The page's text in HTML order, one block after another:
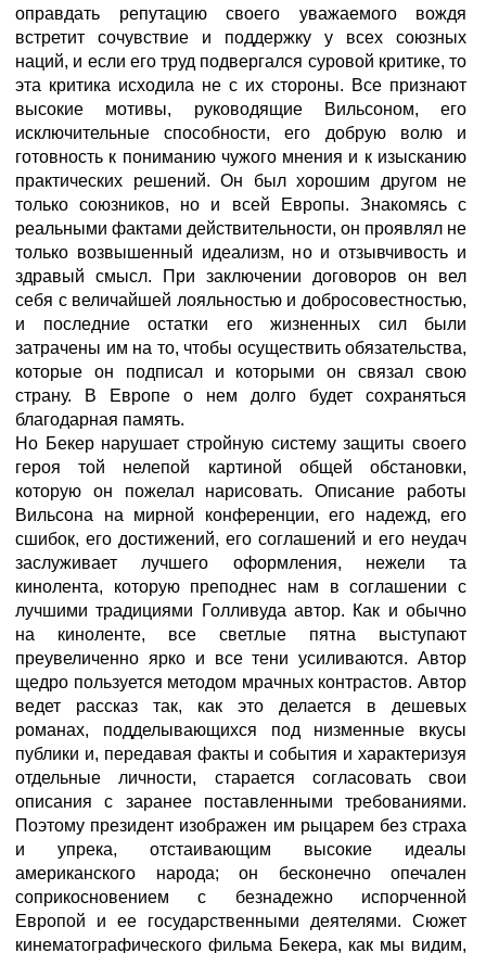
оправдать репутацию своего уважаемого вождя
встретит сочувствие и поддержку у всех союзных
наций, и если его труд подвергался суровой критике, то
эта критика исходила не с их стороны. Все признают
высокие мотивы, руководящие Вильсоном, его
исключительные способности, его добрую волю и
готовность к пониманию чужого мнения и к изысканию
практических решений. Он был хорошим другом не
только союзников, но и всей Европы. Знакомясь с
реальными фактами действительности, он проявлял не
только возвышенный идеализм, но и отзывчивость и
здравый смысл. При заключении договоров он вел
себя с величайшей лояльностью и добросовестностью,
и последние остатки его жизненных сил были
затрачены им на то, чтобы осуществить обязательства,
которые он подписал и которыми он связал свою
страну. В Европе о нем долго будет сохраняться
благодарная память.
Но Бекер нарушает стройную систему защиты своего
героя той нелепой картиной общей обстановки,
которую он пожелал нарисовать. Описание работы
Вильсона на мирной конференции, его надежд, его
сшибок, его достижений, его соглашений и его неудач
заслуживает лучшего оформления, нежели та
кинолента, которую преподнес нам в соглашении с
лучшими традициями Голливуда автор. Как и обычно
на киноленте, все светлые пятна выступают
преувеличенно ярко и все тени усиливаются. Автор
щедро пользуется методом мрачных контрастов. Автор
ведет рассказ так, как это делается в дешевых
романах, подделывающихся под низменные вкусы
публики и, передавая факты и события и характеризуя
отдельные личности, старается согласовать свои
описания с заранее поставленными требованиями.
Поэтому президент изображен им рыцарем без страха
и упрека, отстаивающим высокие идеалы
американского народа; он бесконечно опечален
соприкосновением с безнадежно испорченной
Европой и ее государственными деятелями. Сюжет
кинематографического фильма Бекера, как мы видим,